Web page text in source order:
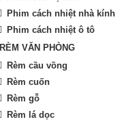
Phim cách nhiệt nhà kính
Phim cách nhiệt ô tô
RÈM VĂN PHÒNG
Rèm cầu vồng
Rèm cuốn
Rèm gỗ
Rèm lá dọc